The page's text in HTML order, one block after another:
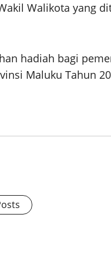
Walikota yang
hadiah bagi
Maluku Tahun